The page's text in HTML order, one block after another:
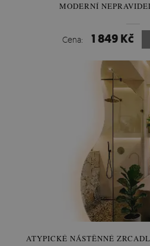
MODERNÍ
Cena: 1 849 Kč
ATYPICKÉ NÁSTĚNNÉ